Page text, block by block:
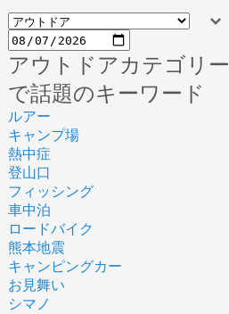
アウトドアカテゴリー
で話題のキーワード
ルアー
キャンプ場
熱中症
登山口
フィッシング
車中泊
ロードバイク
熊本地震
キャンピングカー
お見舞い
シマノ